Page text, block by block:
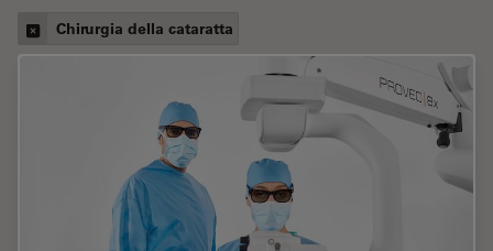
Chirurgia della cataratta